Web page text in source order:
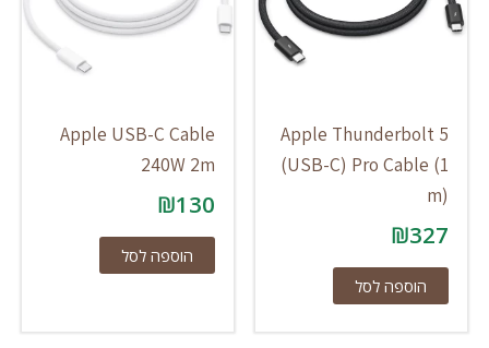
Apple Thunderbolt 5
(USB-C) Pro Cable (1
m)
₪327
הוספה לסל
Apple USB-C Cable
240W 2m
₪130
הוספה לסל